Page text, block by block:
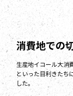
消費地での
生産地イコール大消
といった目利きたち
した。